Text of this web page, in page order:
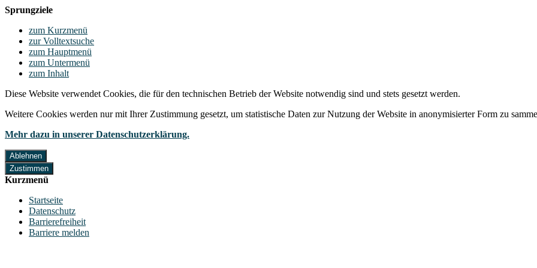
Sprungziele
zum Kurzmenü
zur Volltextsuche
zum Hauptmenü
zum Untermenü
zum Inhalt
Diese Website verwendet Cookies, die für den technischen Betrieb der Website notwendig sind und stets gesetzt werden.
Weitere Cookies werden nur mit Ihrer Zustimmung gesetzt, um statistische Daten zur Nutzung der Website in anonymisierter Form zu
Mehr dazu in unserer Datenschutzerklärung.
Ablehnen
Zustimmen
Kurzmenü
Startseite
Datenschutz
Barrierefreiheit
Barriere melden